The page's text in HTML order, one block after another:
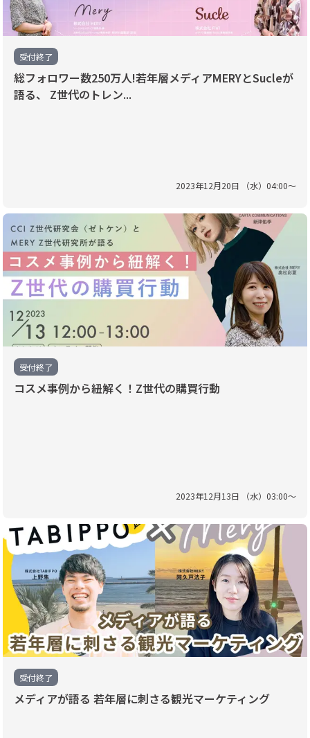
受付終了
総フォロワー数250万人!若年層メディアMERYとSucleが
語る、 Z世代のトレン...
2023年12月20日 （水） 04:00〜
受付終了
コスメ事例から紐解く！Z世代の購買行動
2023年12月13日 （水） 03:00〜
受付終了
メディアが語る 若年層に刺さる観光マーケティング